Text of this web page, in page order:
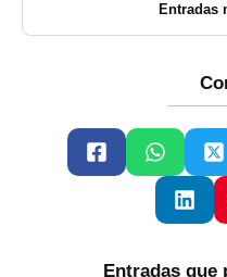
Entradas
Entradas que